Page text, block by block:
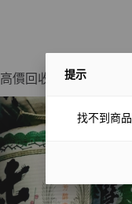
高價回收名酒提示
找不到商品